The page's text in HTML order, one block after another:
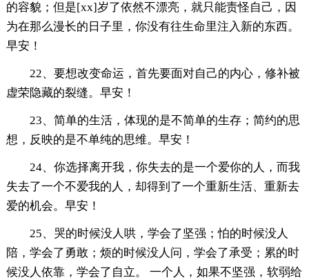
的容貌；但是[xx]岁了依然不漂亮，就只能责怪自己，因
为在那么漫长的日子里，你没有往生命里注入新的东西。
早安！
22、要想改变命运，首先要面对自己的内心，修补被
虚荣隐藏的裂缝。早安！
23、简单的生活，体现的是不简单的生存；简约的思
想，反映的是不单纯的思维。早安！
24、你选择离开我，你失去的是一个爱你的人，而我
失去了一个不爱我的人，却得到了一个重新生活、重新去
爱的机会。早安！
25、哭的时候没人哄，学会了坚强；怕的时候没人
陪，学会了勇敢；烦的时候没人问，学会了承受；累的时
候没人依靠，学会了自立。 一个人，如果不坚强，软弱给